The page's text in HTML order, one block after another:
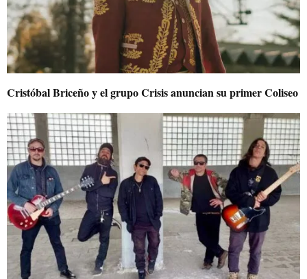
Cristóbal Briceño y el grupo Crisis anuncian su primer Coliseo